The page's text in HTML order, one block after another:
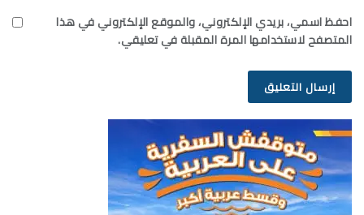
احفظ اسمي، بريدي الإلكتروني، والموقع الإلكتروني في هذا
المتصفح لاستخدامها المرة المقبلة في تعليقي.